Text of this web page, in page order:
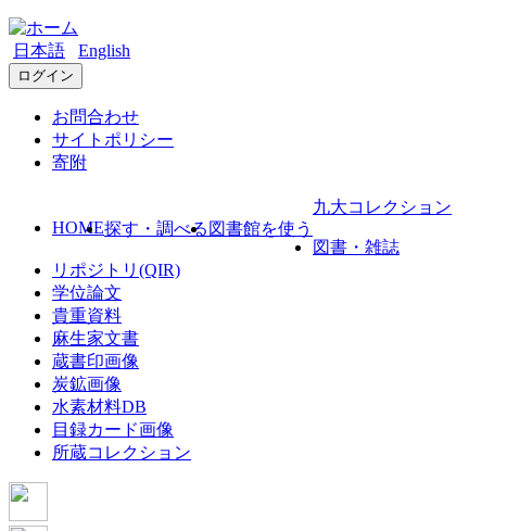
日本語 English
ログイン
お問合わせ
サイトポリシー
寄附
HOME探す・調べる 図書館を使う
九大コレクション
図書・雑誌
リポジトリ(QIR)
学位論文
貴重資料
麻生家文書
蔵書印画像
炭鉱画像
水素材料DB
目録カード画像
所蔵コレクション